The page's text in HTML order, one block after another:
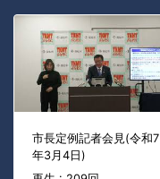
市長定例記者会見(令和7
年3月4日)